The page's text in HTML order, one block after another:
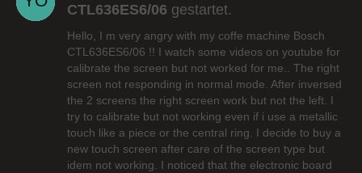
CTL636ES6/06 gestartet.
Hello, I m very angry with my coffe machine Bosch
CTL636ES6/06 !! I watch some videos on youtube for
calibrate the screen but not worked for me.. The right
screen not responding in normal mode. After inversed
the 2 screens the right screen work but not the left. I
try to calibrate but not working even if i use a metallic
touch like a piece or the central ring. I decide to buy a
new touch screen after care of the screen type but
idem not working. I noticed that the electronic board